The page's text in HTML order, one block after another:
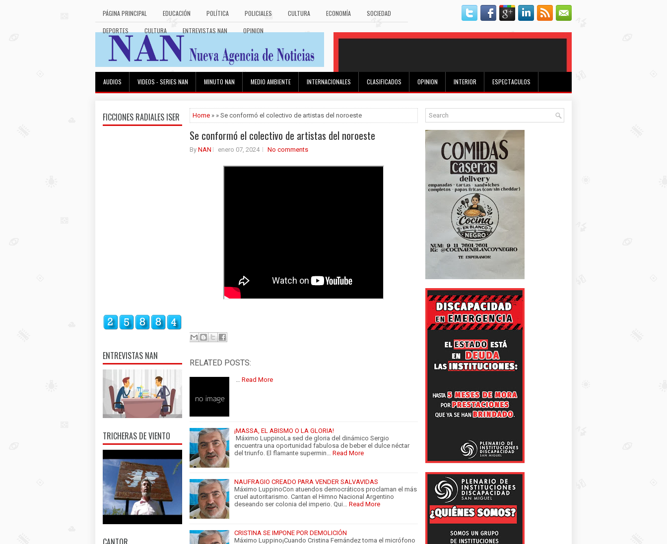
PÁGINA PRINCIPAL EDUCACIÓN POLÍTICA POLICIALES CULTURA ECONOMÍA SOCIEDAD
DEPORTES CULTURA ENTREVISTAS NAN OPINION
AUDIOS VIDEOS - SERIES NAN MINUTO NAN MEDIO AMBIENTE INTERNACIONALES CLASIFICADOS OPINION INTERIOR ESPECTACULOS
FICCIONES RADIALES ISER
ENTREVISTAS NAN
TRICHERAS DE VIENTO
Home » » Se conformó el colectivo de artistas del noroeste
Se conformó el colectivo de artistas del noroeste
By NAN enero 07, 2024 No comments
RELATED POSTS:
Read More
¡MASSA, EL ABISMO O LA GLORIA!
Máximo LuppinoLa sed de gloria del dinámico Sergio
encuentra una oportunidad fabulosa de beber el dulce néctar
del triunfo. El flamante supermin…
Read More
NAUFRAGIO CREADO PARA VENDER SALVAVIDAS
Máximo LuppinoCon atuendos democráticos proclaman el más
cruel autoritarismo. Cantan el Himno Nacional Argentino
deseando ser colonia del imperio. Qui…
Read More
CRISTINA SE IMPONE POR DEMOLICIÓN
Máximo Luppino¡Cuando Cristina Fernández toma el micrófono